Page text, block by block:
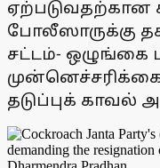
ஏற்படுவதற்கான
போலீஸாருக்கு
சட்டம்- ஒழுங்கை
தடுப்புக் காவல்